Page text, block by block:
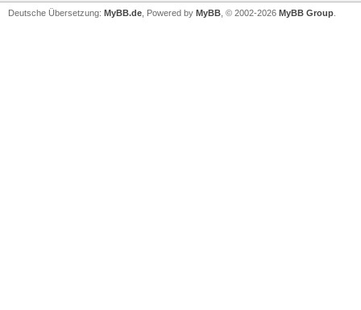
Deutsche Übersetzung: MyBB.de , Powered by MyBB , © 2002-2026 MyBB Group